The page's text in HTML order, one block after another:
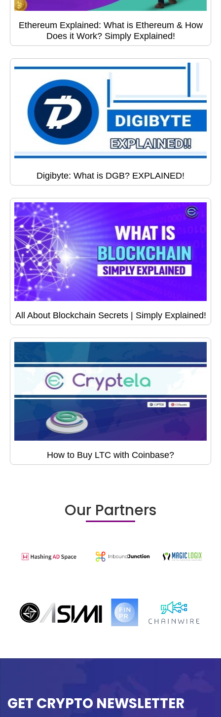
Ethereum Explained: What is Ethereum & How
Does it Work? Simply Explained!
Digibyte: What is DGB? EXPLAINED!
All About Blockchain Secrets | Simply Explained!
How to Buy LTC with Coinbase?
Our Partners
GET CRYPTO NEWSLETTER